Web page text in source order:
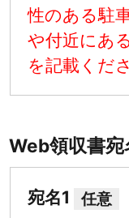
性のある駐
や付近にあ
を記載くだ
Web領収書宛
宛名1 任意